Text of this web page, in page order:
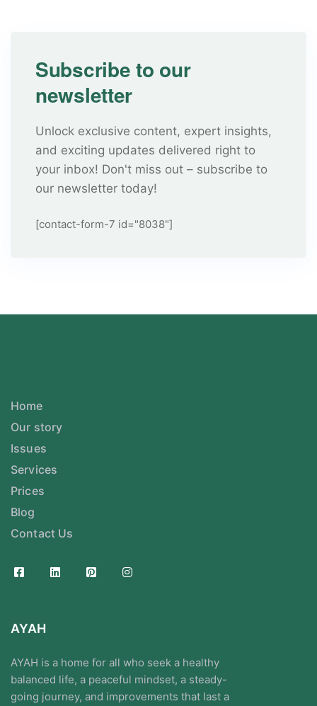
Subscribe to our
newsletter
Unlock exclusive content, expert insights,
and exciting updates delivered right to
your inbox! Don't miss out – subscribe to
our newsletter today!
[contact-form-7 id="8038"]
Home
Our story
Issues
Services
Prices
Blog
Contact Us
AYAH
AYAH is a home for all who seek a healthy
balanced life, a peaceful mindset, a steady-
going journey, and improvements that last a